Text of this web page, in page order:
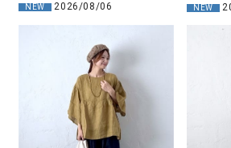
NEW 2026/08/06 NEW